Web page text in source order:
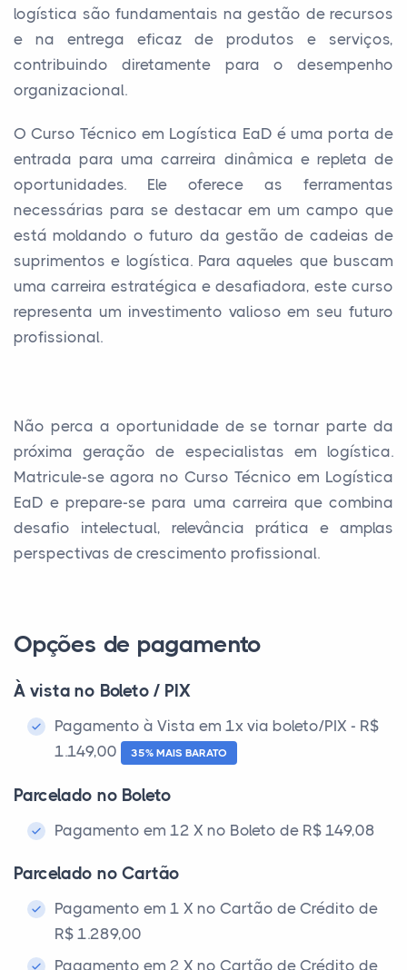
logística são fundamentais na gestão de recursos
e na entrega eficaz de produtos e serviços,
contribuindo diretamente para o desempenho
organizacional.
O Curso Técnico em Logística EaD é uma porta de
entrada para uma carreira dinâmica e repleta de
oportunidades. Ele oferece as ferramentas
necessárias para se destacar em um campo que
está moldando o futuro da gestão de cadeias de
suprimentos e logística. Para aqueles que buscam
uma carreira estratégica e desafiadora, este curso
representa um investimento valioso em seu futuro
profissional.
Não perca a oportunidade de se tornar parte da
próxima geração de especialistas em logística.
Matricule-se agora no Curso Técnico em Logística
EaD e prepare-se para uma carreira que combina
desafio intelectual, relevância prática e amplas
perspectivas de crescimento profissional.
Opções de pagamento
À vista no Boleto / PIX
Pagamento à Vista em 1x via boleto/PIX - R$
1.149,00
35% MAIS BARATO
Parcelado no Boleto
Pagamento em 12 X no Boleto de R$ 149,08
Parcelado no Cartão
Pagamento em 1 X no Cartão de Crédito de
R$ 1.289,00
Pagamento em 2 X no Cartão de Crédito de